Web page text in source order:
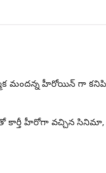
మందన్న హీరోయిన్ గా
కార్తీ హీరోగా వచ్చిన సినిమా,